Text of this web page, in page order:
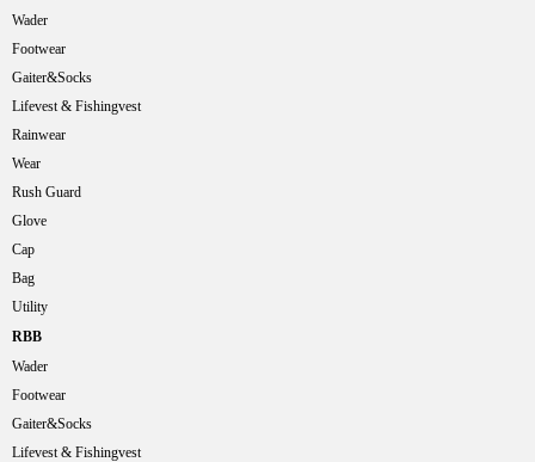
Wader
Footwear
Gaiter&Socks
Lifevest & Fishingvest
Rainwear
Wear
Rush Guard
Glove
Cap
Bag
Utility
RBB
Wader
Footwear
Gaiter&Socks
Lifevest & Fishingvest